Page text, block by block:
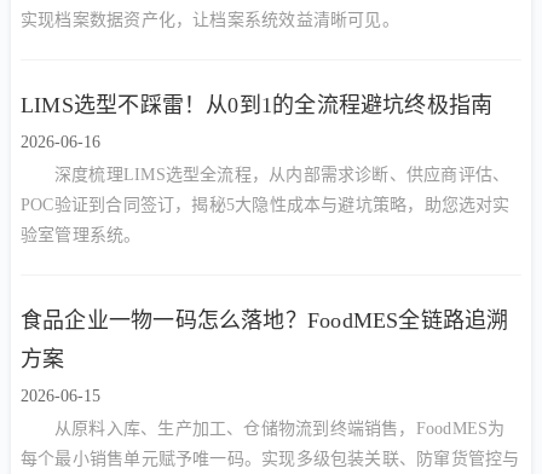
实现档案数据资产化，让档案系统效益清晰可见。
LIMS选型不踩雷！从0到1的全流程避坑终极指南
2026-06-16
深度梳理LIMS选型全流程，从内部需求诊断、供应商评估、
POC验证到合同签订，揭秘5大隐性成本与避坑策略，助您选对实
验室管理系统。
食品企业一物一码怎么落地？FoodMES全链路追溯
方案
2026-06-15
从原料入库、生产加工、仓储物流到终端销售，FoodMES为
每个最小销售单元赋予唯一码。实现多级包装关联、防窜货管控与